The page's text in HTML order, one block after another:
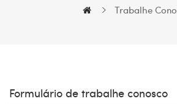
Trabalhe
Formulário de trabalhe conosco